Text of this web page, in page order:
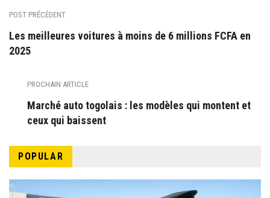
POST PRÉCÉDENT
Les meilleures voitures à moins de 6 millions FCFA en
2025
PROCHAIN ARTICLE
Marché auto togolais : les modèles qui montent et
ceux qui baissent
POPULAR